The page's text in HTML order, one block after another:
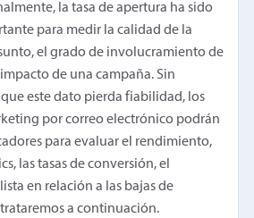
la tasa de apertura ha sido
para medir la calidad de la
el grado de involucramiento de
de una campaña. Sin
este dato pierda fiabilidad, los
por correo electrónico podrán
para evaluar el rendimiento,
las tasas de conversión, el
en relación a las bajas de
a continuación.